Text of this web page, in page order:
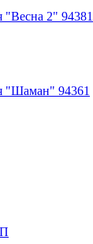
"Весна 2" 94381
"Шаман" 94361